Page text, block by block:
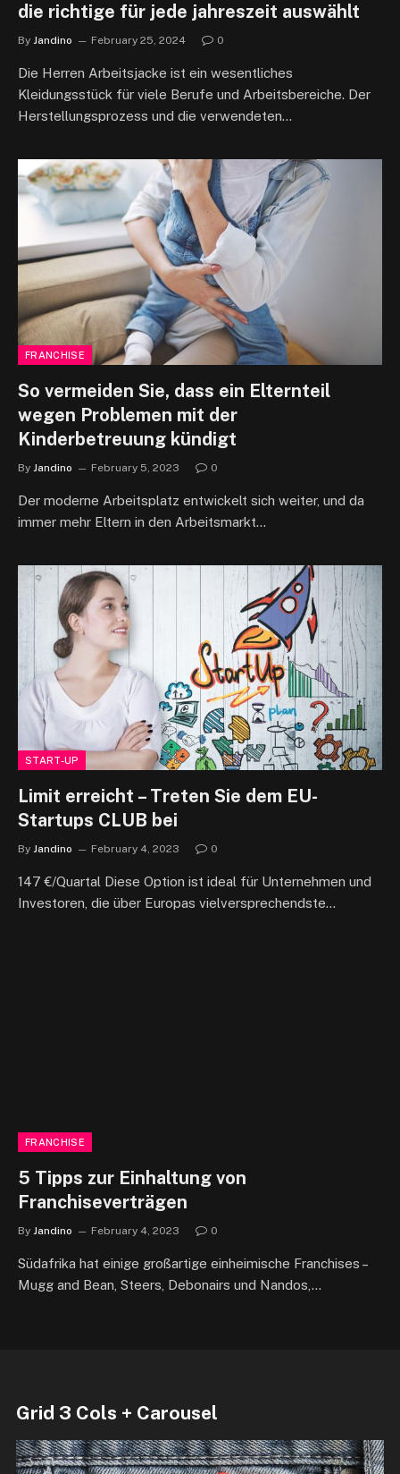
die richtige für jede jahreszeit auswählt
By Jandino February 25, 2024 0
Die Herren Arbeitsjacke ist ein wesentliches
Kleidungsstück für viele Berufe und Arbeitsbereiche. Der
Herstellungsprozess und die verwendeten…
FRANCHISE
So vermeiden Sie, dass ein Elternteil
wegen Problemen mit der
Kinderbetreuung kündigt
By Jandino February 5, 2023 0
Der moderne Arbeitsplatz entwickelt sich weiter, und da
immer mehr Eltern in den Arbeitsmarkt…
START-UP
Limit erreicht – Treten Sie dem EU-
Startups CLUB bei
By Jandino February 4, 2023 0
147 €/Quartal Diese Option ist ideal für Unternehmen und
Investoren, die über Europas vielversprechendste…
FRANCHISE
5 Tipps zur Einhaltung von
Franchiseverträgen
By Jandino February 4, 2023 0
Südafrika hat einige großartige einheimische Franchises –
Mugg and Bean, Steers, Debonairs und Nandos,…
Grid 3 Cols + Carousel